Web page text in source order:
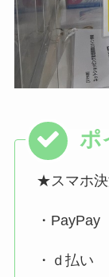
★スマホ決
・
・ｄ払い